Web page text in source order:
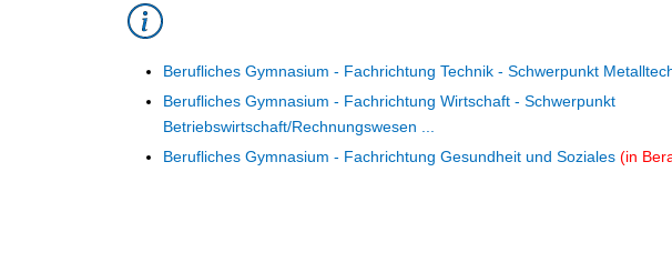
Berufliches Gymnasium - Fachrichtung Technik - Schwerpunkt
Berufliches Gymnasium - Fachrichtung Wirtschaft - Schwerpunkt
Betriebswirtschaft/Rechnungswesen ...
Berufliches Gymnasium - Fachrichtung Gesundheit und Soziales (in